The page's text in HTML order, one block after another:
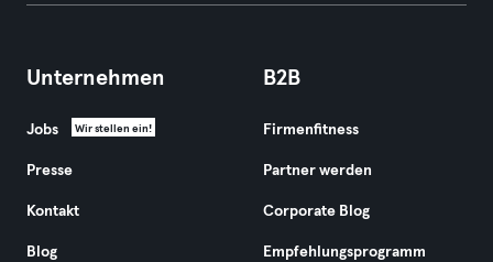
Unternehmen
Jobs Wir stellen ein!
Presse
Kontakt
Blog
B2B
Firmenfitness
Partner werden
Corporate Blog
Empfehlungsprogramm